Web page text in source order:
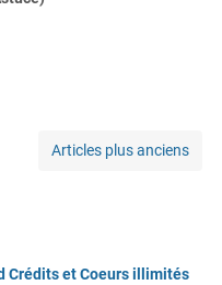
Articles plus anciens
Crédits et Coeurs illimités